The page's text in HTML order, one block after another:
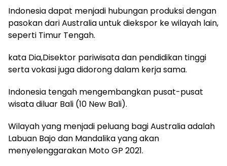
Indonesia dapat menjadi hubungan produksi dengan
pasokan dari Australia untuk diekspor ke wilayah lain,
seperti Timur Tengah.
kata Dia,Disektor pariwisata dan pendidikan tinggi
serta vokasi juga didorong dalam kerja sama.
Indonesia tengah mengembangkan pusat-pusat
wisata diluar Bali (10 New Bali).
Wilayah yang menjadi peluang bagi Australia adalah
Labuan Bajo dan Mandalika yang akan
menyelenggarakan Moto GP 2021.